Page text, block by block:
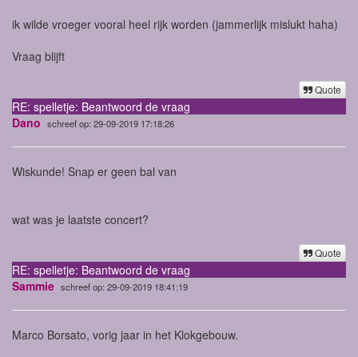
ik wilde vroeger vooral heel rijk worden (jammerlijk mislukt haha)
Vraag blijft
Quote
RE: spelletje: Beantwoord de vraag
Dano schreef op: 29-09-2019 17:18:26
Wiskunde! Snap er geen bal van
wat was je laatste concert?
Quote
RE: spelletje: Beantwoord de vraag
Sammie schreef op: 29-09-2019 18:41:19
Marco Borsato, vorig jaar in het Klokgebouw.